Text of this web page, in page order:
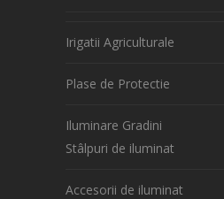
Irigatii Agriculturale
Plase de Protectie
Iluminare Gradini
Stâlpuri de iluminat
Accesorii de iluminat